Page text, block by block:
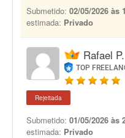
Submetido: 02/05/2026 às
estimada: Privado
Rafael P.
TOP
Rejeitada
Submetido: 01/05/2026 às
estimada: Privado